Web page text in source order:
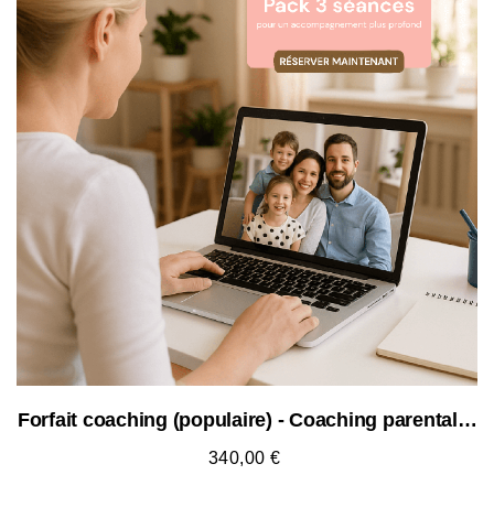
Forfait coaching (populaire) - Coaching parental &
familial...
340,00 €